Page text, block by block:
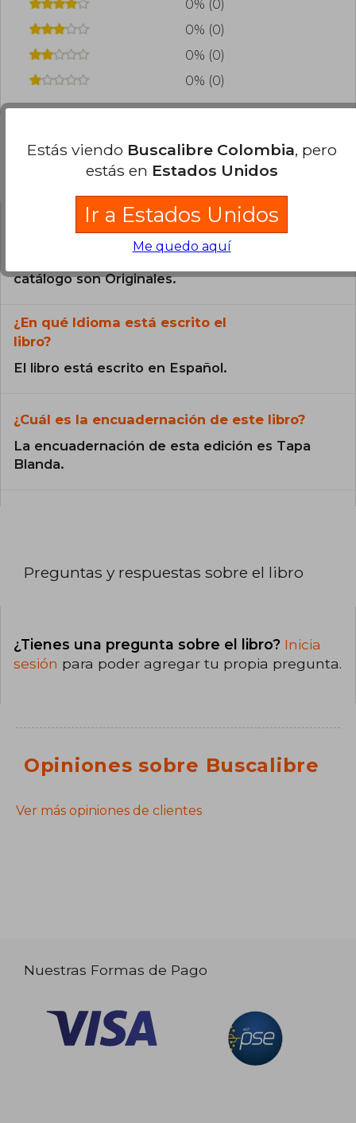
0% (0)
0% (0)
0% (0)
0% (0)
Preguntas frecuentes sobre el libro
¿El libro es original?
catálogo son Originales.
¿En qué Idioma está escrito el
libro?
El libro está escrito en Español.
¿Cuál es la encuadernación de este libro?
La encuadernación de esta edición es Tapa
Blanda.
Preguntas y respuestas sobre el libro
¿Tienes una pregunta sobre el libro? Inicia
sesión para poder agregar tu propia pregunta.
Opiniones sobre Buscalibre
Ver más opiniones de clientes
Nuestras Formas de Pago
Estás viendo Buscalibre Colombia, pero
estás en Estados Unidos
Ir a Estados Unidos
Me quedo aquí